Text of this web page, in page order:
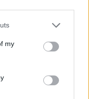
one or more Google
You may click to
third-party tags to
in below Google
my
06:02